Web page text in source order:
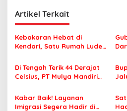
g
a
s
i
p
o
s
Artikel Terkait
Kebakaran Hebat di
Kendari, Satu Rumah Ludes
Di Tengah Terik 44 Derajat
Celsius, PT Mulya Mandiri
Jamaah Tetap Sehat dan
Nyaman Beribadah
Kabar Baik! Layanan
Imigrasi Segera Hadir di